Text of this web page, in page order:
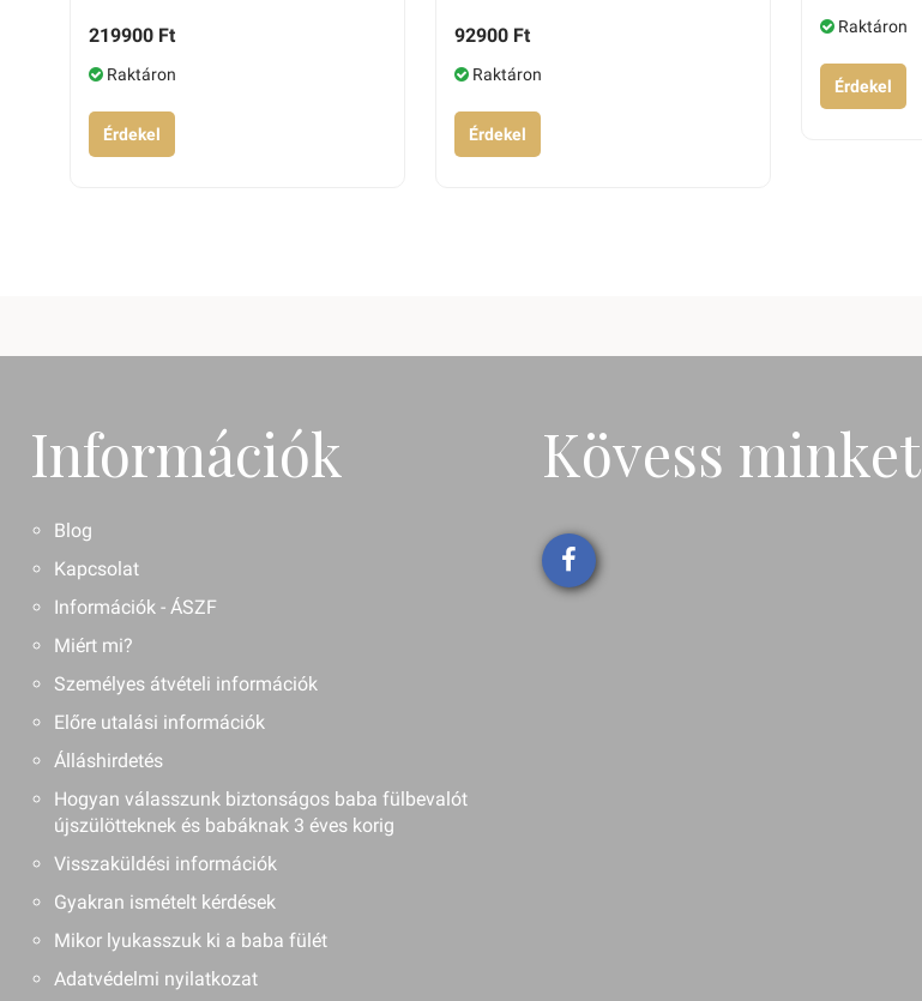
219900 Ft
Raktáron
Érdekel
92900 Ft
Raktáron
Érdekel
Raktáron
Érdekel
Információk
Blog
Kapcsolat
Információk - ÁSZF
Miért mi?
Személyes átvételi információk
Előre utalási információk
Álláshirdetés
Hogyan válasszunk biztonságos baba fülbevalót
újszülötteknek és babáknak 3 éves korig
Visszaküldési információk
Gyakran ismételt kérdések
Mikor lyukasszuk ki a baba fülét
Adatvédelmi nyilatkozat
Kövess minket